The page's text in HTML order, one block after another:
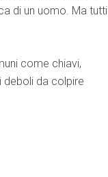
di un uomo. Ma tutti
come chiavi,
da colpire